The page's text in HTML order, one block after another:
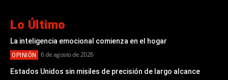
Lo Último
La inteligencia emocional comienza en el hogar
OPINIÓN 6 de agosto de 2026
Estados Unidos sin misiles de precisión de largo alcance